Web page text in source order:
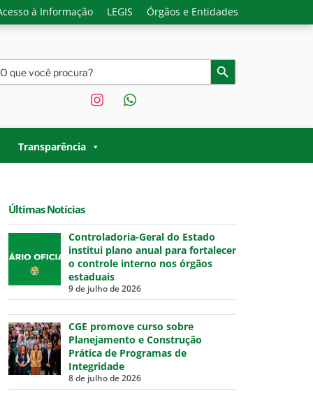
à Informação LEGIS Órgãos e Entidades
ACRE |
do Estado do Acre.
Search Button
instagramwhatsapp
Transparência
Últimas Notícias
Controladoria-Geral do Estado
institui plano anual para fortalecer
o controle interno nos órgãos
estaduais
9 de julho de 2026
CGE promove curso sobre
Planejamento e Construção
Prática de Programas de
Integridade
8 de julho de 2026